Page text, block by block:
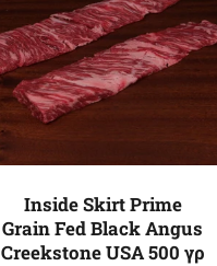
Inside Skirt Prime
Grain Fed Black Angus
Creekstone USA 500 γρ